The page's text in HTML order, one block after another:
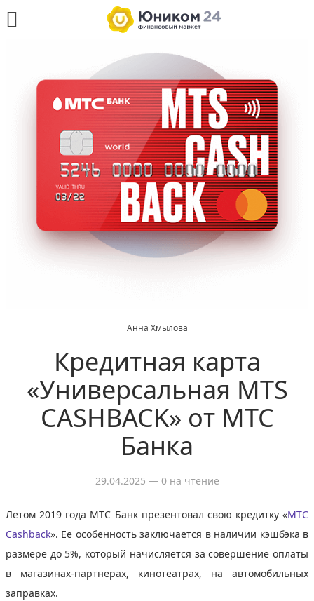
Анна Хмылова
Кредитная карта
«Универсальная MTS
CASHBACK» от МТС
Банка
29.04.2025 — 0 на чтение
Летом 2019 года МТС Банк презентовал свою кредитку «МТС
Cashback». Ее особенность заключается в наличии кэшбэка в
размере до 5%, который начисляется за совершение оплаты
в магазинах-партнерах, кинотеатрах, на автомобильных
заправках.